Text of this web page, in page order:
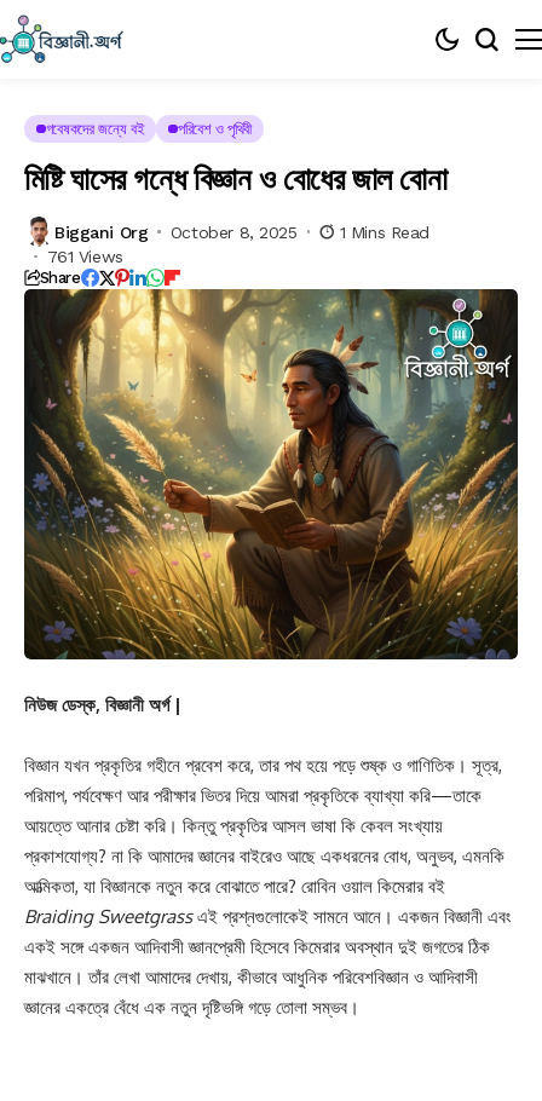
গবেষকদের জন্যে বই পরিবেশ ও পৃথিবী
মিষ্টি ঘাসের গন্ধে বিজ্ঞান ও বোধের জাল বোনা
Biggani Org October 8, 2025
1 Mins Read
761 Views
Share
নিউজ ডেস্ক, বিজ্ঞানী অর্গ |
বিজ্ঞান যখন প্রকৃতির গহীনে প্রবেশ করে, তার পথ হয়ে পড়ে শুষ্ক ও গাণিতিক। সূত্র,
পরিমাপ, পর্যবেক্ষণ আর পরীক্ষার ভিতর দিয়ে আমরা প্রকৃতিকে ব্যাখ্যা করি—তাকে
আয়ত্তে আনার চেষ্টা করি। কিন্তু প্রকৃতির আসল ভাষা কি কেবল সংখ্যায়
প্রকাশযোগ্য? না কি আমাদের জ্ঞানের বাইরেও আছে একধরনের বোধ, অনুভব, এমনকি
আত্মিকতা, যা বিজ্ঞানকে নতুন করে বোঝাতে পারে? রোবিন ওয়াল কিমেরার বই
Braiding Sweetgrassএই প্রশ্নগুলোকেই সামনে আনে। একজন বিজ্ঞানী এবং
একই সঙ্গে একজন আদিবাসী জ্ঞানপ্রেমী হিসেবে কিমেরার অবস্থান দুই জগতের ঠিক
মাঝখানে। তাঁর লেখা আমাদের দেখায়, কীভাবে আধুনিক পরিবেশবিজ্ঞান ও আদিবাসী
জ্ঞানের একত্রে বেঁধে এক নতুন দৃষ্টিভঙ্গি গড়ে তোলা সম্ভব।